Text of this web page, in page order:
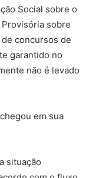
Social sobre o
sobre
concursos de
garantido no
não é levado
em sua
situação